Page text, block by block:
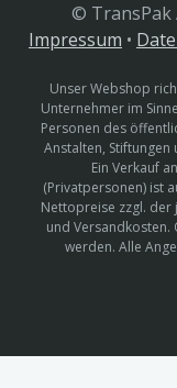
© TransPak
Impressum •
Unser Webshop
Unternehmer im
Personen des
Anstalten,
Ein Verkauf
(Privatpersonen) ist
Nettopreise zzgl. der
und
werden. Alle